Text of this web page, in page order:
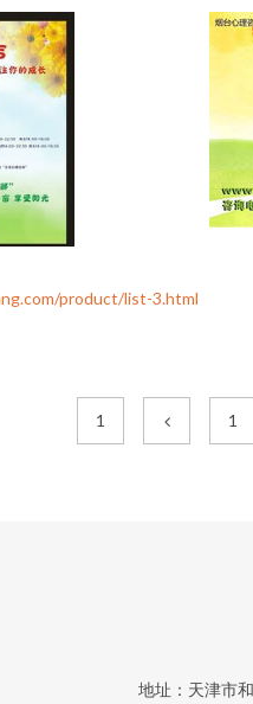
product/list-3.html
1 1
地址：天津市